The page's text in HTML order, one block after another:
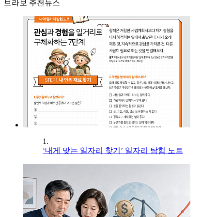
브라보 추천뉴스
1.
‘내게 맞는 일자리 찾기’ 일자리 탐험 노트